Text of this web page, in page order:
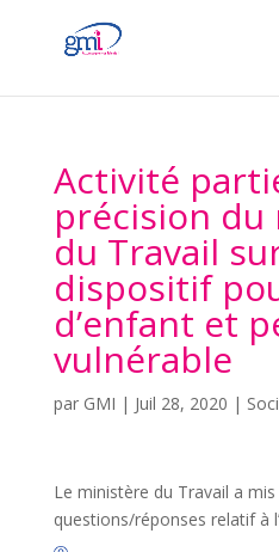
Activité
précision
du Travail
dispositif
d’enfant et
vulnérable
par GMI | Juil 28, 2020 |
Le ministère du Travail a
questions/réponses relatif à